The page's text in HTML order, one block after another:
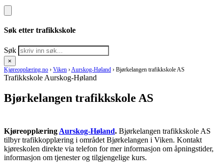
Søk etter trafikkskole
Søk
×
Kjøreopplæring.no › Viken › Aurskog-Høland › Bjørkelangen trafikkskole AS
Trafikkskole Aurskog-Høland
Bjørkelangen trafikkskole AS
Kjøreopplæring Aurskog-Høland. Bjørkelangen trafikkskole AS
tilbyr trafikkopplæring i området Bjørkelangen i Viken. Kontakt
kjøreskolen direkte via telefon for mer informasjon om åpningstider,
informasjon om tjenester og tilgjengelige kurs.